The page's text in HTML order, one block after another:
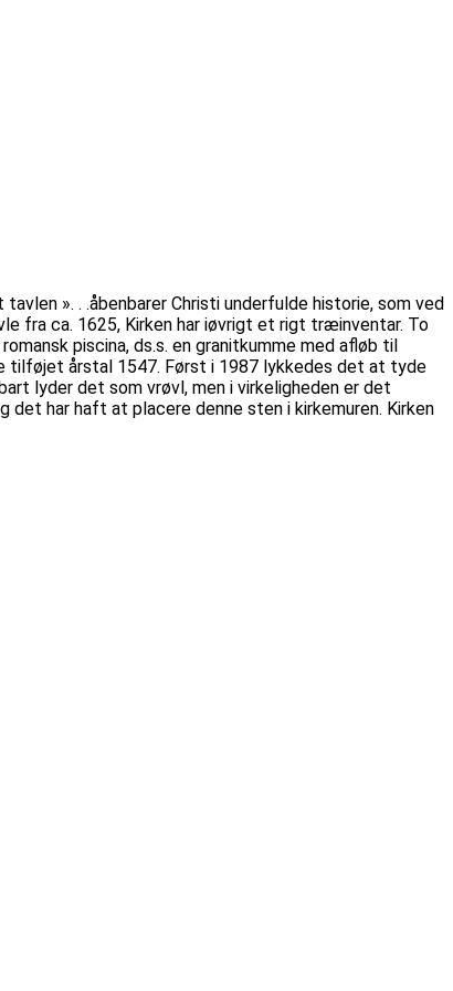
». . .åbenbarer Christi underfulde historie, som ved
fra ca. 1625, Kirken har iøvrigt et rigt træinventar. To
piscina, ds.s. en granitkumme med afløb til
tilføjet årstal 1547. Først i 1987 lykkedes det at tyde
lyder det som vrøvl, men i virkeligheden er det
det har haft at placere denne sten i kirkemuren. Kirken